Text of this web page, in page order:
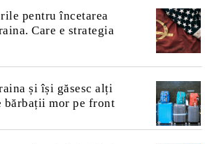
pentru încetarea
Care e strategia
și își găsesc alți
bărbații mor pe front